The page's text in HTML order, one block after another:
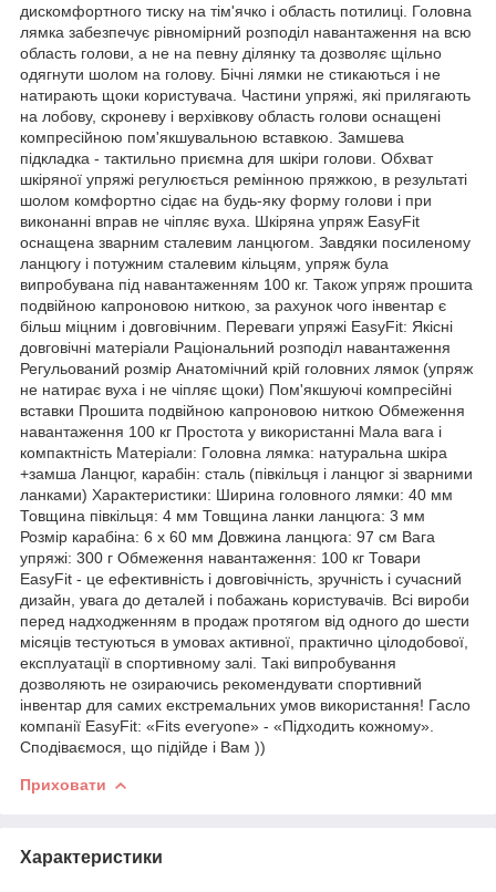
дискомфортного тиску на тім'ячко і область потилиці. Головна
лямка забезпечує рівномірний розподіл навантаження на всю
область голови, а не на певну ділянку та дозволяє щільно
одягнути шолом на голову. Бічні лямки не стикаються і не
натирають щоки користувача. Частини упряжі, які прилягають
на лобову, скроневу і верхівкову область голови оснащені
компресійною пом'якшувальною вставкою. Замшева
підкладка - тактильно приємна для шкіри голови. Обхват
шкіряної упряжі регулюється ремінною пряжкою, в результаті
шолом комфортно сідає на будь-яку форму голови і при
виконанні вправ не чіпляє вуха. Шкіряна упряж EasyFit
оснащена зварним сталевим ланцюгом. Завдяки посиленому
ланцюгу і потужним сталевим кільцям, упряж була
випробувана під навантаженням 100 кг. Також упряж прошита
подвійною капроновою ниткою, за рахунок чого інвентар є
більш міцним і довговічним. Переваги упряжі EasyFit: Якісні
довговічні матеріали Раціональний розподіл навантаження
Регульований розмір Анатомічний крій головних лямок (упряж
не натирає вуха і не чіпляє щоки) Пом'якшуючі компресійні
вставки Прошита подвійною капроновою ниткою Обмеження
навантаження 100 кг Простота у використанні Мала вага і
компактність Матеріали: Головна лямка: натуральна шкіра
+замша Ланцюг, карабін: сталь (півкільця і ланцюг зі зварними
ланками) Характеристики: Ширина головного лямки: 40 мм
Товщина півкільця: 4 мм Товщина ланки ланцюга: 3 мм
Розмір карабіна: 6 х 60 мм Довжина ланцюга: 97 см Вага
упряжі: 300 г Обмеження навантаження: 100 кг Товари
EasyFit - це ефективність і довговічність, зручність і сучасний
дизайн, увага до деталей і побажань користувачів. Всі вироби
перед надходженням в продаж протягом від одного до шести
місяців тестуються в умовах активної, практично цілодобової,
експлуатації в спортивному залі. Такі випробування
дозволяють не озираючись рекомендувати спортивний
інвентар для самих екстремальних умов використання! Гасло
компанії EasyFit: «Fits everyone» - «Підходить кожному».
Сподіваємося, що підійде і Вам ))
Приховати
Характеристики